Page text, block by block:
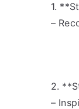
1.
–
2.
–